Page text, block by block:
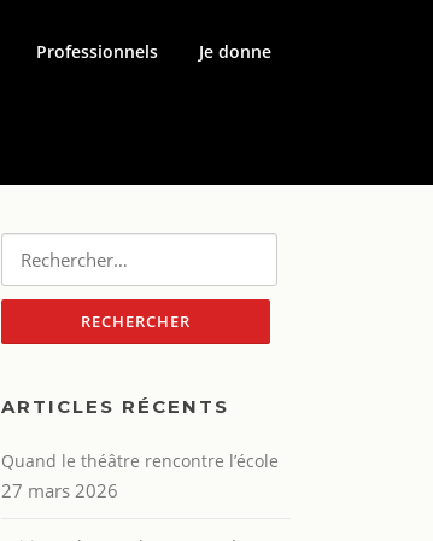
Professionnels Je donne
Rechercher :
ARTICLES RÉCENTS
Quand le théâtre rencontre l’école
27 mars 2026